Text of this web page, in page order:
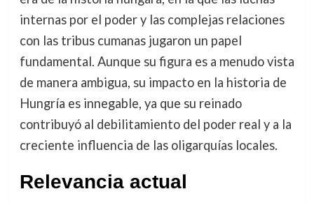
internas por el poder y las complejas relaciones
con las tribus cumanas jugaron un papel
fundamental. Aunque su figura es a menudo vista
de manera ambigua, su impacto en la historia de
Hungría es innegable, ya que su reinado
contribuyó al debilitamiento del poder real y a la
creciente influencia de las oligarquías locales.
Relevancia actual